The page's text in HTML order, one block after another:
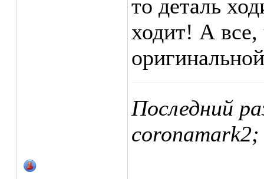
то деталь
ходит! А все,
Последний